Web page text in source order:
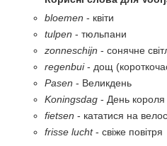
bloemen - квіти
tulpen - тюльпани
zonneschijn - сонячне
regenbui- дощ
Pasen - Великдень
Koningsdag - День короля
fietsen - кататися на
frisse lucht- свіже повітря